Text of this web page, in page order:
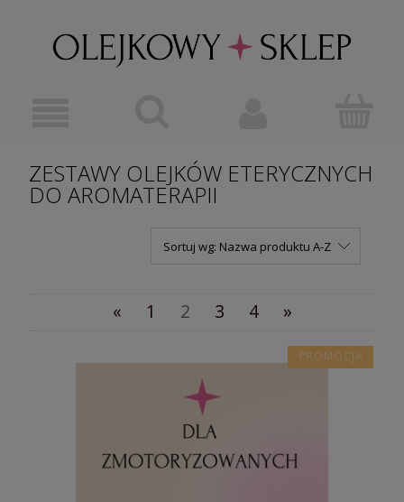
ZESTAWY OLEJKÓW ETERYCZNYCH
DO AROMATERAPII
Sortuj wg: Nazwa produktu A-Z
« 1 2 3 4 »
PROMOCJA